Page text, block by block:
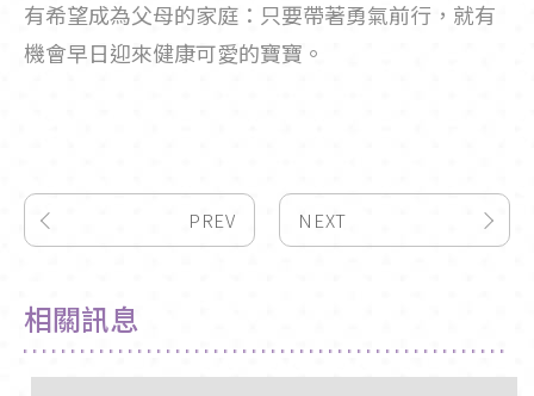
有希望成為父母的家庭：只要帶著勇氣前行，就有
機會早日迎來健康可愛的寶寶。
PREV NEXT
相關訊息